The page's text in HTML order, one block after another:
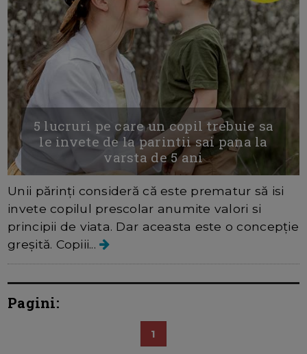
5 lucruri pe care un copil trebuie sa
le invete de la parintii sai pana la
varsta de 5 ani
Unii părinți consideră că este prematur să isi
invete copilul prescolar anumite valori si
principii de viata. Dar aceasta este o concepție
greșită. Copiii...
Pagini:
1